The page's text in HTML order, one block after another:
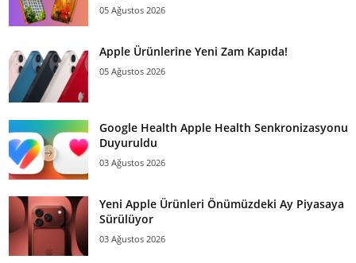
05 Ağustos 2026
Apple Ürünlerine Yeni Zam Kapıda!
05 Ağustos 2026
Google Health Apple Health Senkronizasyonu
Duyuruldu
03 Ağustos 2026
Yeni Apple Ürünleri Önümüzdeki Ay Piyasaya
Sürülüyor
03 Ağustos 2026